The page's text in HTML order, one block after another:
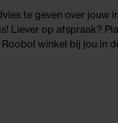
te geven over jouw
Liever op afspraak?
winkel bij jou in